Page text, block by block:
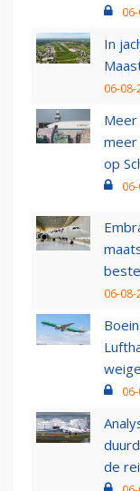
In
06-08-
meer
op
06-08-
de